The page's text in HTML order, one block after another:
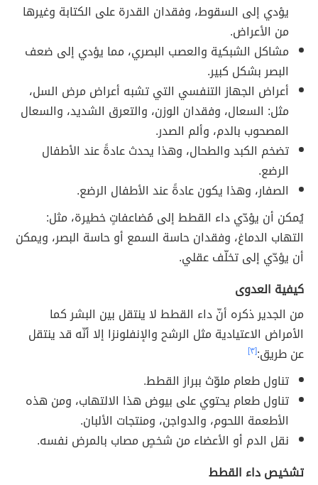
يؤدي إلى السقوط، وفقدان القدرة على الكتابة وغيرها
من الأعراض.
مشاكل الشبكية والعصب البصري، مما يؤدي إلى ضعف
البصر بشكل كبير.
أعراض الجهاز التنفسي التي تشبه أعراض مرض السل،
مثل: السعال، وفقدان الوزن، والتعرق الشديد، والسعال
المصحوب بالدم، وألم الصدر.
تضخم الكبد والطحال، وهذا يحدث عادةً عند الأطفال
الرضع.
الصفار، وهذا يكون عادةً عند الأطفال الرضع.
يُمكن أن يؤدّي داء القطط إلى مُضاعفاتٍ خطيرة، مثل:
التهاب الدماغ، وفقدان حاسة السمع أو حاسة البصر، ويمكن
أن يؤدّي إلى تخلّف عقلي.
كيفية العدوى
من الجدير ذكره أنّ داء القطط لا ينتقل بين البشر كما
الأمراض الاعتيادية مثل الرشح والإنفلونزا إلا أنّه قد ينتقل
عن طريق:[٣]
تناول طعام ملوّث ببراز القطط.
تناول طعام يحتوي على بيوض هذا الالتهاب، ومن هذه
الأطعمة اللحوم، والدواجن، ومنتجات الألبان.
نقل الدم أو الأعضاء من شخصٍ مصاب بالمرض نفسه.
تشخيص داء القطط